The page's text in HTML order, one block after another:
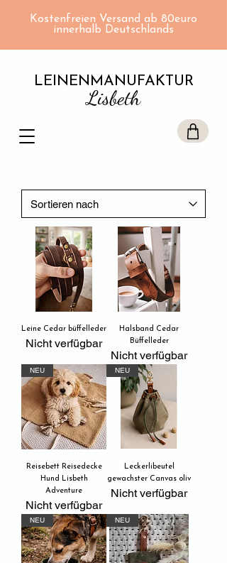
Kostenfreien Versand ab 80euro
innerhalb Deutschlands
LEINENMANUFAKTUR
Lisbeth
Leine Cedar büffelleder
Nicht verfügbar
Halsband Cedar
Büffelleder
Nicht verfügbar
NEU
Reisebett Reisedecke
Hund Lisbeth
Adventure
Nicht verfügbar
NEU
Leckerlibeutel
gewachster Canvas oliv
Nicht verfügbar
NEU NEU